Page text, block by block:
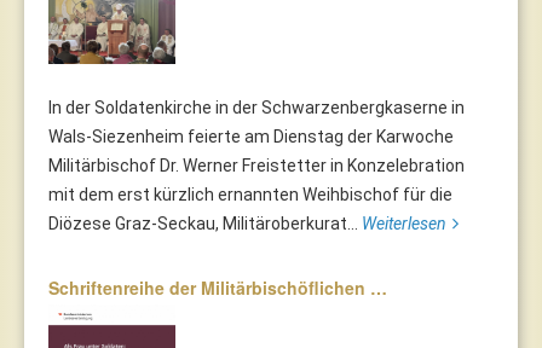
In der Soldatenkirche in der Schwarzenbergkaserne in
Wals-Siezenheim feierte am Dienstag der Karwoche
Militärbischof Dr. Werner Freistetter in Konzelebration
mit dem erst kürzlich ernannten Weihbischof für die
Diözese Graz-Seckau, Militäroberkurat... Weiterlesen
Schriftenreihe der Militärbischöflichen …